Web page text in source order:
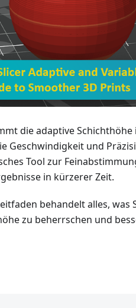
die adaptive
Geschwindigkeit und
Tool zur
in kürzerer Zeit.
behandelt alles, was
zu beherrschen und